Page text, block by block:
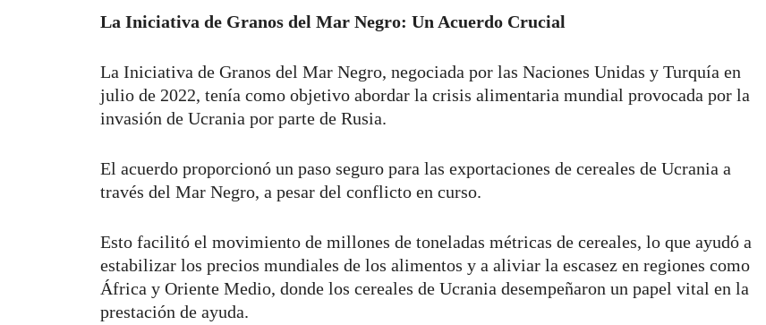
La Iniciativa de Granos del Mar Negro: Un Acuerdo Crucial
La Iniciativa de Granos del Mar Negro, negociada por las Naciones Unidas y Turquía en
julio de 2022, tenía como objetivo abordar la crisis alimentaria mundial provocada por la
invasión de Ucrania por parte de Rusia.
El acuerdo proporcionó un paso seguro para las exportaciones de cereales de Ucrania a
través del Mar Negro, a pesar del conflicto en curso.
Esto facilitó el movimiento de millones de toneladas métricas de cereales, lo que ayudó a
estabilizar los precios mundiales de los alimentos y a aliviar la escasez en regiones como
África y Oriente Medio, donde los cereales de Ucrania desempeñaron un papel vital en la
prestación de ayuda.